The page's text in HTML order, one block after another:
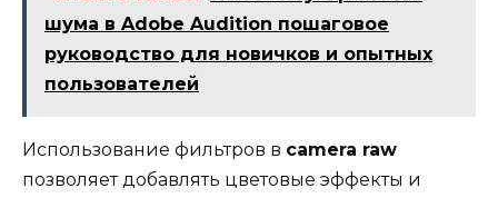
шума в Adobe Audition пошаговое
руководство для новичков и опытных
пользователей
Использование фильтров в camera raw
позволяет добавлять цветовые эффекты и